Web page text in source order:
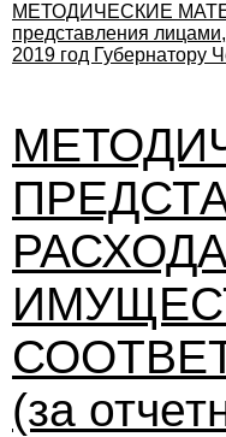
МЕТОДИЧЕСКИЕ
представления
2019 год Губернатору
(за